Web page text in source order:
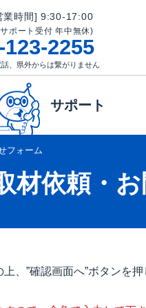
時間] 9:30-17:00
ポート受付 年中無休)
2255
、県外からは繋がりません
サポート
フォーム
材依頼・
、”確認画面へ”ボタンを押